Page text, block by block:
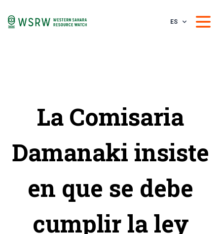
ES
La Comisaria
Damanaki insiste
en que se debe
cumplir la ley